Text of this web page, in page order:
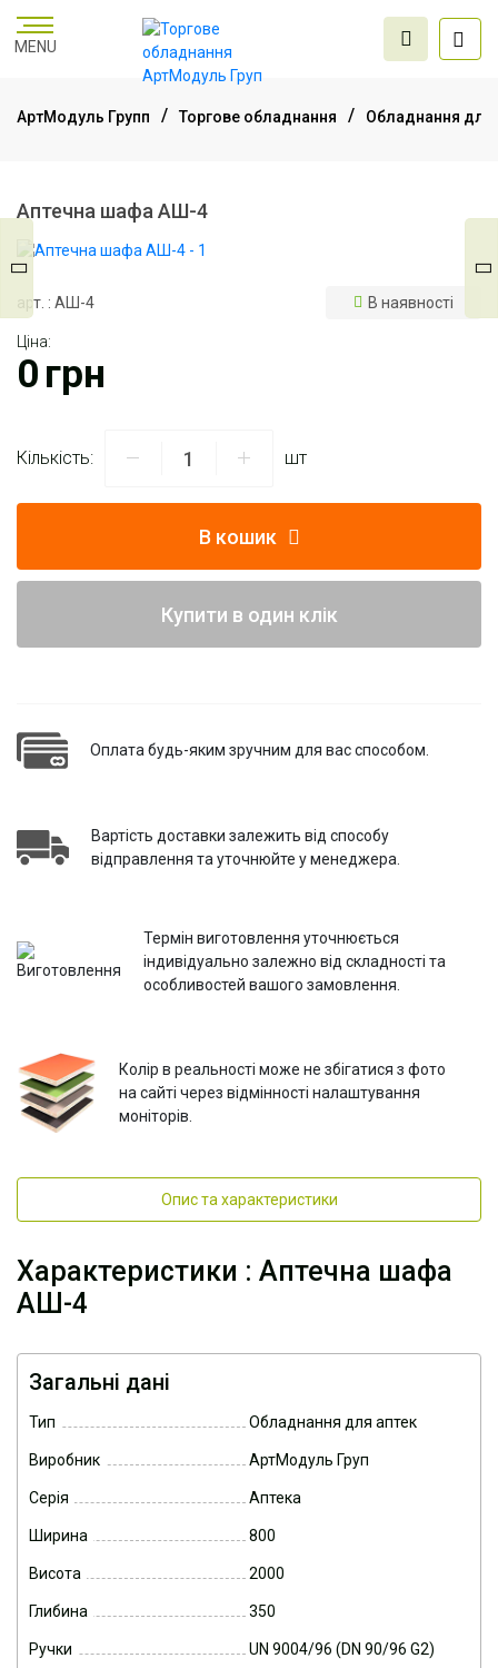
MENU
обладнання
проектування
АртМодуль Групп Торгове обладнання Обладнання для
Аптечна шафа АШ-4
арт. : АШ-4 В наявності
Ціна:
0грн
Кількість: шт
В кошик
Купити в один клік
Оплата будь-яким зручним для вас способом.
Вартість доставки залежить від способу
відправлення та уточнюйте у менеджера.
Термін виготовлення уточнюється
індивідуально залежно від складності та
особливостей вашого замовлення.
Колір в реальності може не збігатися з фото
на сайті через відмінності налаштування
моніторів.
Опис та характеристики
Характеристики : Аптечна шафа
АШ-4
Загальні дані
Тип Обладнання для аптек
Виробник АртМодуль Груп
Серія Аптека
Ширина 800
Висота 2000
Глибина 350
Ручки UN 9004/96 (DN 90/96 G2)